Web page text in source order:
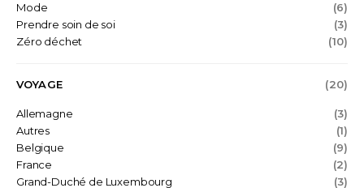
Mode
(6)
Prendre soin de soi
(3)
Zéro déchet
(10)
VOYAGE (20)
Allemagne
(3)
Autres
(1)
Belgique
(9)
France
(2)
Grand-Duché de Luxembourg
(3)